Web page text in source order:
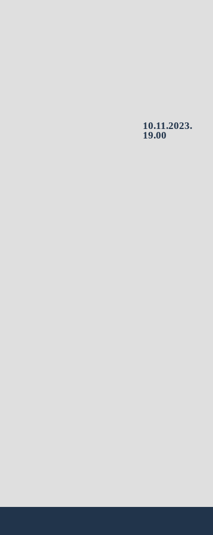
10.11.2023.
19.00